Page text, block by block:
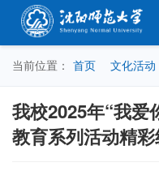
当前位置： 首页 文化活动
我校2025年“我爱
教育系列活动精